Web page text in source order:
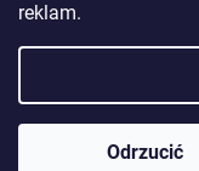
reklam.
Odrzucić
Copyright 2026